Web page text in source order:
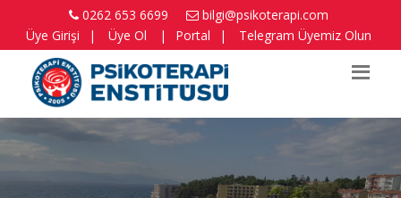
0262 653 6699
bilgi@psikoterapi.com
Üye Girişi
| Üye Ol | Portal | Telegram Üyemiz Olun